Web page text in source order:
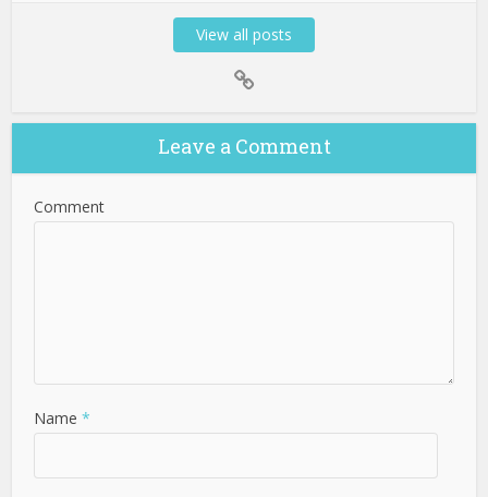
View all posts
Leave a Comment
Comment
Name *